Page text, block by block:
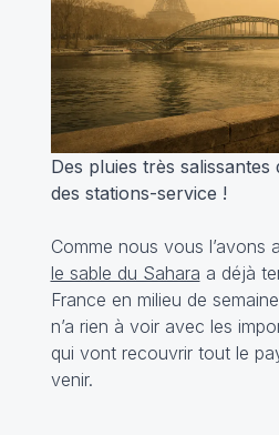
Des pluies très
des stations-service !
Comme nous vous l’avons
le sable du Sahara a déjà
France en milieu de
n’a rien à voir avec les
qui vont recouvrir tout le
venir.